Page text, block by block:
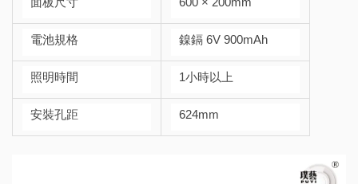
電池規格 鎳鎘 6V 900mAh
照明時間 1小時以上
安裝孔距 624mm